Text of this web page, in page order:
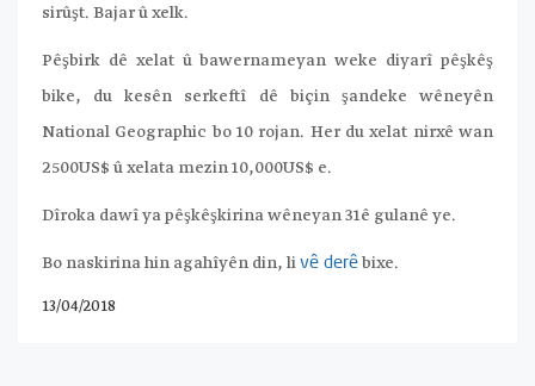
sirûşt. Bajar û xelk.
Pêşbirk dê xelat û bawernameyan weke diyarî pêşkêş
bike, du kesên serkeftî dê biçin şandeke wêneyên
National Geographic bo 10 rojan. Her du xelat nirxê wan
2500US$ û xelata mezin 10,000US$ e.
Dîroka dawî ya pêşkêşkirina wêneyan 31ê gulanê ye.
Bo naskirina hin agahîyên din, li vê derê bixe.
13/04/2018